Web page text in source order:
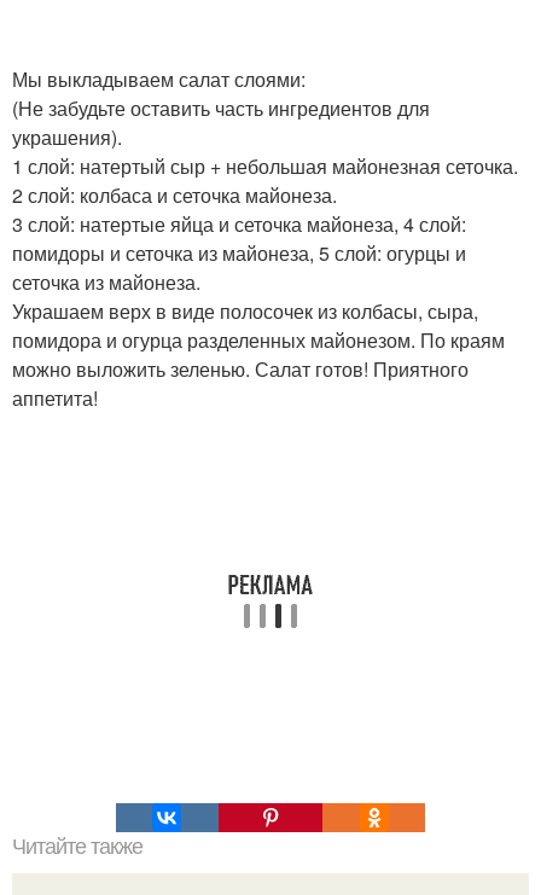
Мы выкладываем салат слоями:
(Не забудьте оставить часть ингредиентов для
украшения).
1 слой: натертый сыр + небольшая майонезная сеточка.
2 слой: колбаса и сеточка майонеза.
3 слой: натертые яйца и сеточка майонеза, 4 слой:
помидоры и сеточка из майонеза, 5 слой: огурцы и
сеточка из майонеза.
Украшаем верх в виде полосочек из колбасы, сыра,
помидора и огурца разделенных майонезом. По краям
можно выложить зеленью. Салат готов! Приятного
аппетита!
Читайте также